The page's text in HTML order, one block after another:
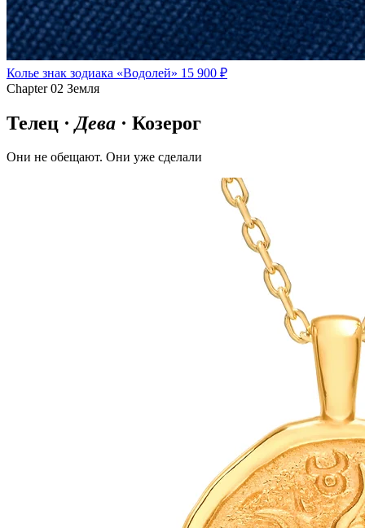
Колье знак зодиака «Водолей» 15 900 ₽
Chapter 02 Земля
Телец · Дева · Козерог
Они не обещают. Они уже сделали